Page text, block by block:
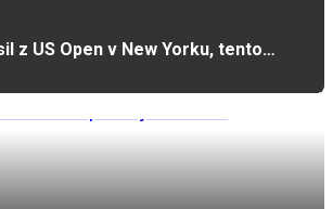
z US Open v New Yorku, tento…